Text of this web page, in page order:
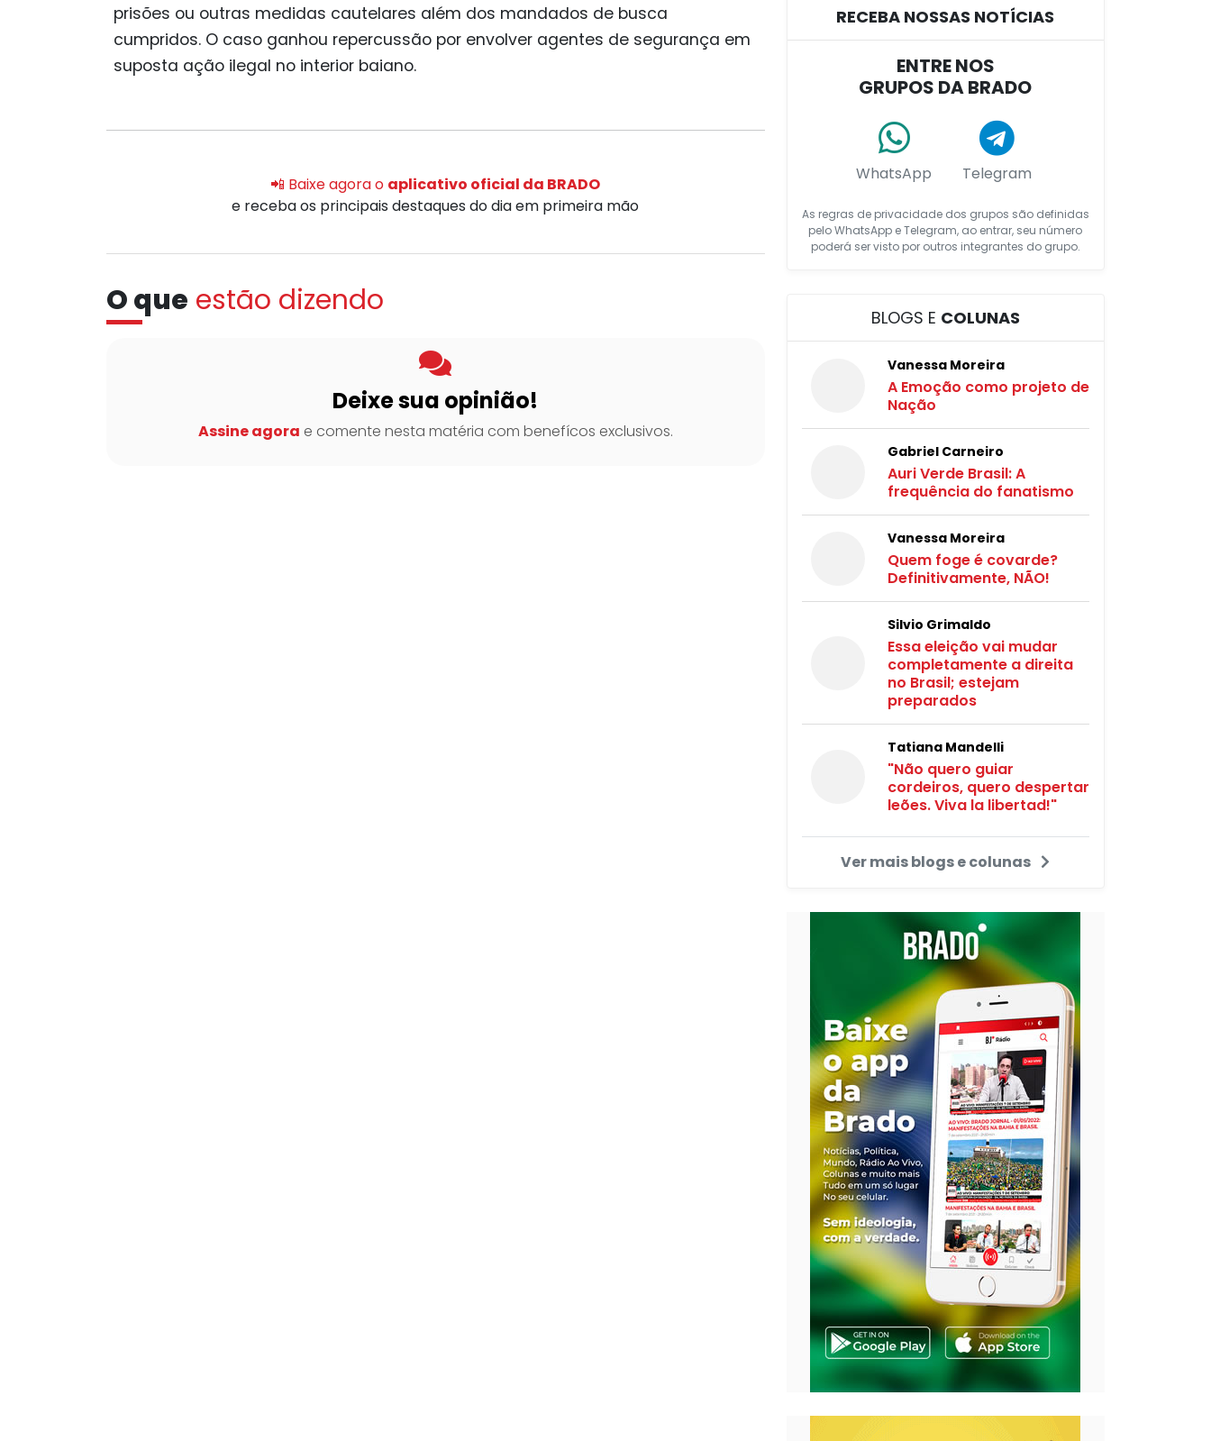
prisões ou outras medidas cautelares além dos mandados de busca
cumpridos. O caso ganhou repercussão por envolver agentes de segurança em
suposta ação ilegal no interior baiano.
📲 Baixe agora o aplicativo oficial da BRADO
e receba os principais destaques do dia em primeira mão
O que estão dizendo
Deixe sua opinião!
Assine agora e comente nesta matéria com benefícos exclusivos.
RECEBA NOSSAS NOTÍCIAS
ENTRE NOS
GRUPOS DA BRADO
WhatsApp Telegram
As regras de privacidade dos grupos são definidas
pelo WhatsApp e Telegram, ao entrar, seu número
poderá ser visto por outros integrantes do grupo.
BLOGS E COLUNAS
Vanessa Moreira
A Emoção como projeto de
Nação
Gabriel Carneiro
Auri Verde Brasil: A
frequência do fanatismo
Vanessa Moreira
Quem foge é covarde?
Definitivamente, NÃO!
Silvio Grimaldo
Essa eleição vai mudar
completamente a direita
no Brasil; estejam
preparados
Tatiana Mandelli
"Não quero guiar
cordeiros, quero despertar
leões. Viva la libertad!"
Ver mais blogs e colunas